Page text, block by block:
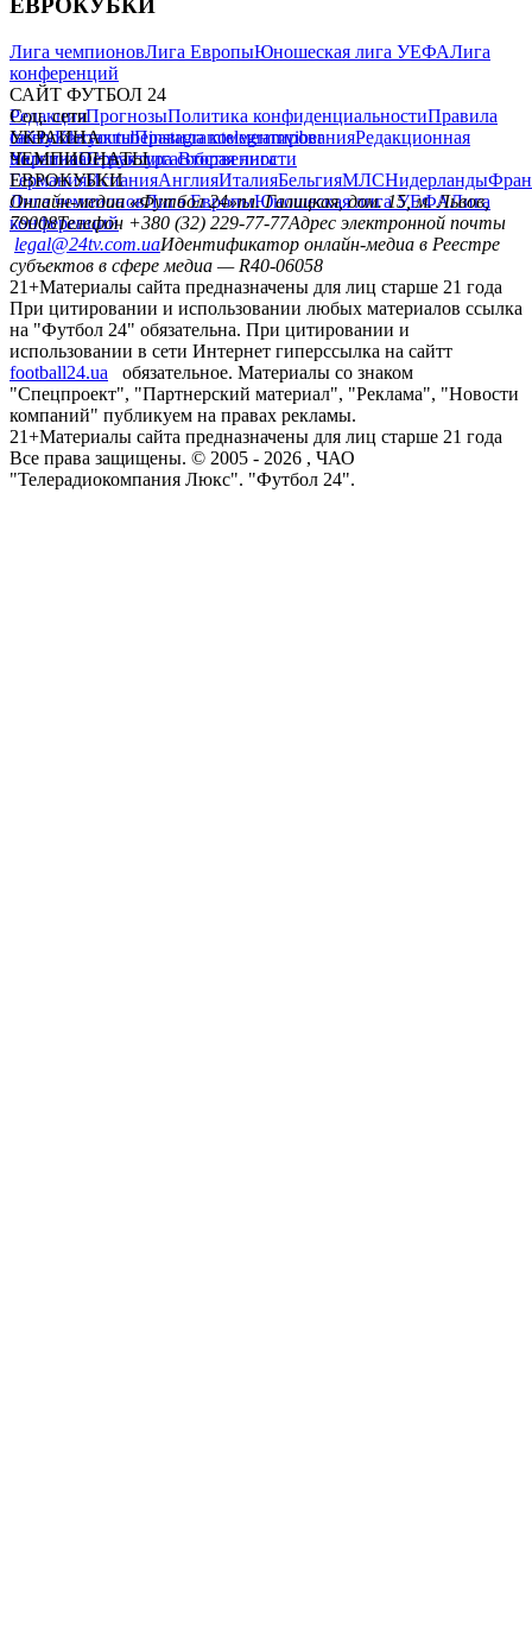
ЕВРОКУБКИ
Лига чемпионовЛига ЕвропыЮношеская лига УЕФАЛига
конференций
САЙТ ФУТБОЛ 24
РедакцияПрогнозыПолитика конфиденциальностиПравила
сайтуКонтактыПравила комментированияРедакционная
политикаСтруктура собственности
Соц. сети
facebookxyoutubeinstagramtelegramviber
УКРАИНА
УкраинаПервая лигаВторая лига
ЧЕМПИОНАТЫ
ГерманияИспанияАнглияИталияБельгияМЛСНидерланды
ЕВРОКУБКИ
Лига чемпионовЛига ЕвропыЮношеская лига УЕФАЛига
конференций
Онлайн-медиа «Футбол 24»пл. Галицкая, дом. 15, м. Львов,
79008Телефон +380 (32) 229-77-77Адрес электронной почты
legal@24tv.com.uaИдентификатор онлайн-медиа в Реестре
субъектов в сфере медиа — R40-06058
21+Материалы сайта предназначены для лиц старше 21 года
При цитировании и использовании любых материалов ссылка
на "Футбол 24" обязательна. При цитировании и
использовании в сети Интернет гиперссылка на сайтт
football24.ua
обязательное. Материалы со знаком
"Спецпроект", "Партнерский материал", "Реклама", "Новости
компаний" публикуем на правах рекламы.
21+Материалы сайта предназначены для лиц старше 21 года
Все права защищены. © 2005 - 2026 , ЧАО
"Телерадиокомпания Люкс". "Футбол 24".